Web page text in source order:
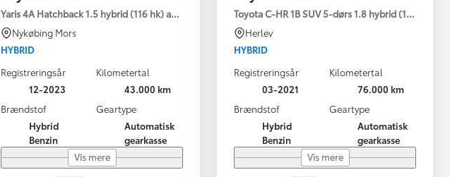
Yaris 4A Hatchback 1.5 hybrid (116 hk) aut. gear Active - Technology
Nykøbing Mors
HYBRID
Registreringsår
12-2023
Kilometertal
43.000 km
Brændstof
Hybrid
Benzin
Geartype
Automatisk
gearkasse
Vis mere
Toyota C-HR 1B SUV 5-dørs 1.8 hybrid (122 hk)
Herlev
HYBRID
Registreringsår
03-2021
Kilometertal
76.000 km
Brændstof
Hybrid
Benzin
Geartype
Automatisk
gearkasse
Vis mere